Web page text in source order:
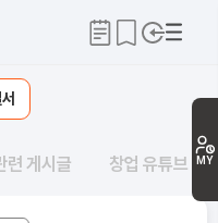
MY
련 게시글 창업 유튜브